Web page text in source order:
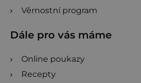
Věrnostní program
Dále pro vás máme
Online poukazy
Recepty